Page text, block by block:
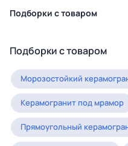
Подборки с товаром
Подборки с товаром
Морозостойкий
Керамогранит под мрамор
Прямоугольный